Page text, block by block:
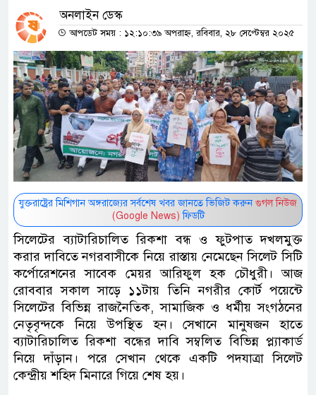
অনলাইন ডেস্ক
আপডেট সময় : ১২:১০:৩৯ অপরাহ্ন, রবিবার, ২৮ সেপ্টেম্বর ২০২৫
যুক্তরাষ্ট্রের মিশিগান অঙ্গরাজ্যের সর্বশেষ খবর জানতে ভিজিট করুন গুগল নিউজ
(Google News) ফিডটি
সিলেটের ব্যাটারিচালিত রিকশা বন্ধ ও ফুটপাত দখলমুক্ত
করার দাবিতে নগরবাসীকে নিয়ে রাস্তায় নেমেছেন সিলেট সিটি
কর্পোরেশনের সাবেক মেয়র আরিফুল হক চৌধুরী। আজ
রোববার সকাল সাড়ে ১১টায় তিনি নগরীর কোর্ট পয়েন্টে
সিলেটের বিভিন্ন রাজনৈতিক, সামাজিক ও ধর্মীয় সংগঠনের
নেতৃবৃন্দকে নিয়ে উপস্থিত হন। সেখানে মানুষজন হাতে
ব্যাটারিচালিত রিকশা বন্ধের দাবি সম্বলিত বিভিন্ন প্ল্যাকার্ড
নিয়ে দাঁড়ান। পরে সেখান থেকে একটি পদযাত্রা সিলেট
কেন্দ্রীয় শহিদ মিনারে গিয়ে শেষ হয়।